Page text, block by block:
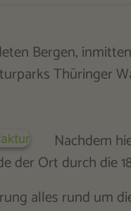
Bergen,
Thüringer
Nachdem
der Ort durch die
alles rund um